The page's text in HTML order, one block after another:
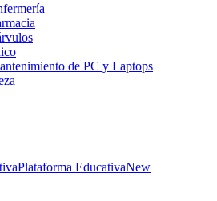
de PC y Laptops
Plataforma EducativaNew